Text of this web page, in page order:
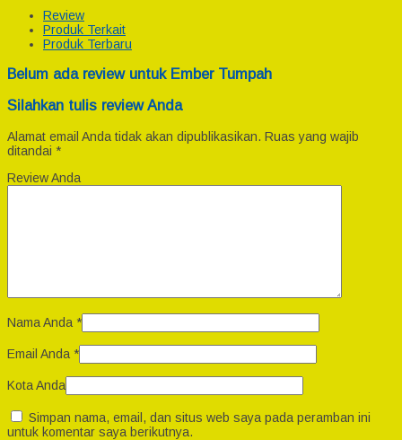
Review
Produk Terkait
Produk Terbaru
Belum ada review untuk Ember Tumpah
Silahkan tulis review Anda
Alamat email Anda tidak akan dipublikasikan. Ruas yang wajib
ditandai *
Review Anda
Nama Anda *
Email Anda *
Kota Anda
Simpan nama, email, dan situs web saya pada peramban ini
untuk komentar saya berikutnya.